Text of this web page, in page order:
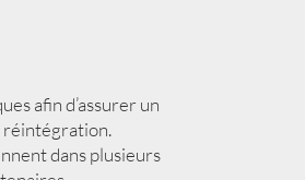
afin d’assurer un
réintégration.
dans plusieurs